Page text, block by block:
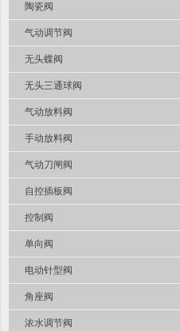
陶瓷阀
气动调节阀
无头蝶阀
无头三通球阀
气动放料阀
手动放料阀
气动刀闸阀
自控插板阀
控制阀
单向阀
电动针型阀
角座阀
浓水调节阀